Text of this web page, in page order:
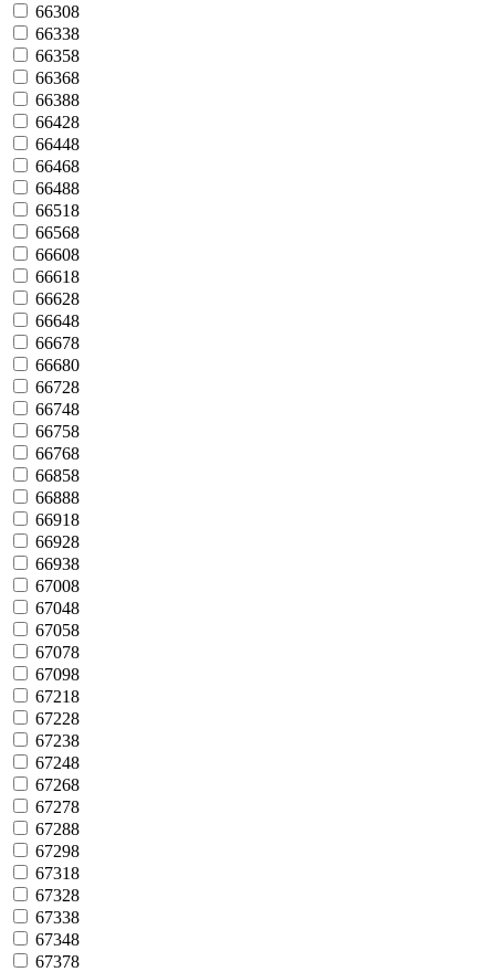
66308
66338
66358
66368
66388
66428
66448
66468
66488
66518
66568
66608
66618
66628
66648
66678
66680
66728
66748
66758
66768
66858
66888
66918
66928
66938
67008
67048
67058
67078
67098
67218
67228
67238
67248
67268
67278
67288
67298
67318
67328
67338
67348
67378